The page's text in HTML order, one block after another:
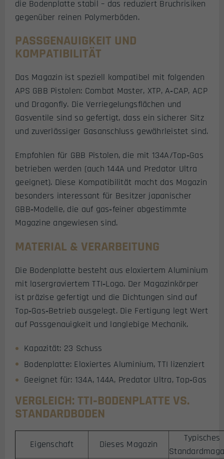
die Bodenplatte stabil – das reduziert Bruchrisiken
gegenüber reinen Polymerböden.
PASSGENAUIGKEIT UND
KOMPATIBILITÄT
Das Magazin ist speziell kompatibel mit folgenden
APS GBB Pistolen: Combat Master, XTP, A‑CAP, ACP
und Dragonfly. Die Verriegelungsflächen und
Gasventile sind so gefertigt, dass ein sicherer Sitz
und zuverlässiger Gasanschluss gewährleistet sind.
Empfohlen für GBB Pistolen, die mit 134A/Top‑Gas
betrieben werden (auch 144A und Predator Ultra
geeignet). Diese Kompatibilität macht das Magazin
besonders interessant für Besitzer japanischer
GBB‑Modelle, die auf gas‑feiner abgestimmte
Magazine angewiesen sind.
MATERIAL & VERARBEITUNG
Die Bodenplatte besteht aus eloxiertem Aluminium
mit lasergraviertem TTI‑Logo. Der Magazinkörper
ist präzise gefertigt und die Dichtungen sind auf
Top‑Gas‑Betrieb ausgelegt. Die Fertigung legt Wert
auf Passgenauigkeit und langlebige Mechanik.
Kapazität: 23 Schuss
Bodenplatte: Eloxiertes Aluminium, TTI lizenziert
Geeignet für: 134A, 144A, Predator Ultra, Top‑Gas
VERGLEICH: TTI‑BODENPLATTE VS.
STANDARDBODEN
Eigenschaft Dieses Magazin
Typisches